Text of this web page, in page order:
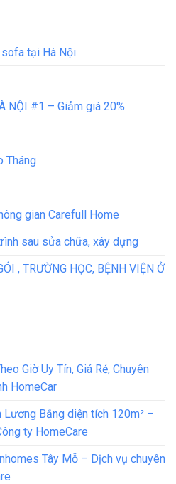
sofa tại Hà Nội
NỘI #1 – Giảm giá 20%
Tháng
gian Carefull Home
sau sửa chữa, xây dựng
, TRƯỜNG HỌC, BỆNH VIỆN Ở
Giờ Uy Tín, Giá Rẻ, Chuyên
HomeCar
Bằng diện tích 120m² –
ty HomeCare
Tây Mỗ – Dịch vụ chuyên